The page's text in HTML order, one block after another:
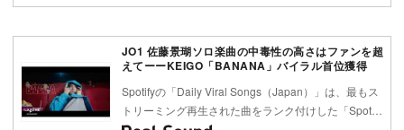
JO1 佐藤景瑚ソロ楽曲の中毒性の高さはファンを超
えてーーKEIGO「BANANA」バイラル首位獲得
Spotifyの「Daily Viral Songs（Japan）」は、最もス
トリーミング再生された曲をランク付けした「Spot…